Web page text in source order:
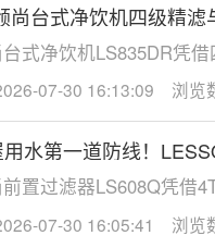
尚台式净饮机四级精滤
重健康防线
式净饮机LS835DR凭借
膜即热技术，为家庭直
具净化效率与使用灵活
07-30 16:13:09 浏览
水第一道防线！
塑家庭净水新标准
置过滤器LS608Q凭借
效精滤、创新虹吸反冲
四大核心优势，为家庭
07-30 16:05:41 浏览